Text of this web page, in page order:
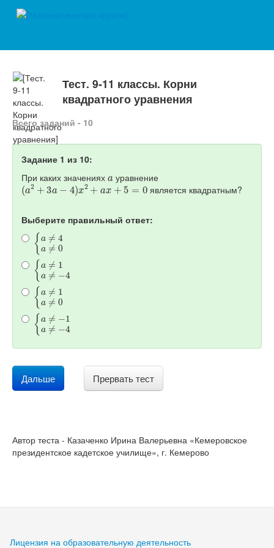
Тест. 9-11 классы. Корни
квадратного уравнения
Всего заданий - 10
Задание 1 из 10:
При каких значениях
уравнение
(a2+3a−4)x2+ax+5=0 является квадратным?
Выберите правильный ответ:
a≠ 4a≠
a≠ 1a ≠
a≠ 1a ≠
a≠ −1 a≠
Дальше Прервать тест
Автор теста - Казаченко Ирина Валерьевна «Кемеровское
президентское кадетское училище», г. Кемерово
Лицензия на образовательную деятельность